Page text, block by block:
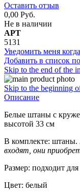
Оставить отзыв
0,00 Руб.
Не в наличии
АРТ
5131
Уведомить меня
Добавить в список
Skip to the end of the
Skip to the beginning
Описание
Белые штаны с
высотой 33 см
В комплекте: штаны.
входят, они
Размер: подходит
Цвет: белый